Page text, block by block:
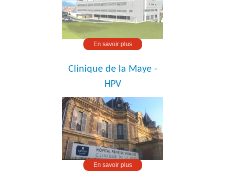
En savoir plus
Clinique de la Maye -
HPV
En savoir plus